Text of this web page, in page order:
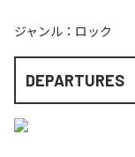
ジャンル： ロック
DEPARTURES